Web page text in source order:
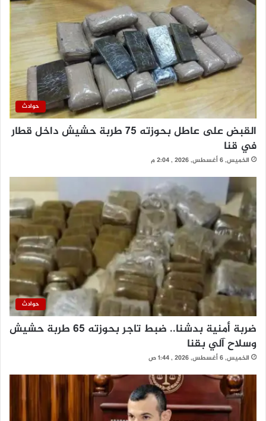
حوادث
القبض على عاطل بحوزته 75 طربة حشيش داخل قطار
في قنا
الخميس, 6 أغسطس, 2026 , 2:04 م
حوادث
ضربة أمنية بدشنا.. ضبط تاجر بحوزته 65 طربة حشيش
وسلاح آلي بقنا
الخميس, 6 أغسطس, 2026 , 1:44 ص